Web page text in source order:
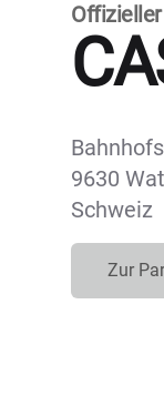
9630
Schweiz
Zur